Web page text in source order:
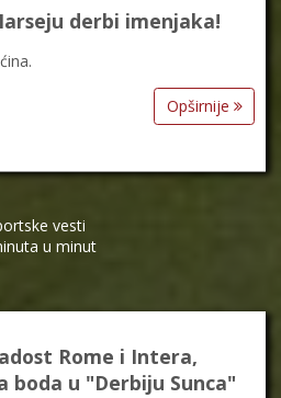
derbi imenjaka!
Opširnije
vesti
u minut
Rome i Intera,
boda u "Derbiju Sunca"